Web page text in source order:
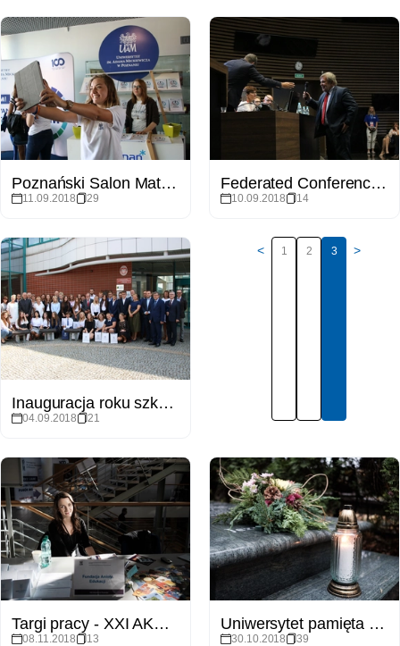
Targi pracy - XXI AKADEMIA ROZWOJU
08.11.2018 13
Uniwersytet pamięta - wizyta JM Rektora UAM na grobach zmarłych
30.10.2018 39
Poznański Salon Maturzystów "Perspektywy" 2018
11.09.2018 29
Federated Conference on Computer Science and Information Systems
10.09.2018 14
Inauguracja roku szkolnego w Uniwersyteckim Liceum Ogólnokształcącym w Słubicach
04.09.2018 21
< 1 2 3 >